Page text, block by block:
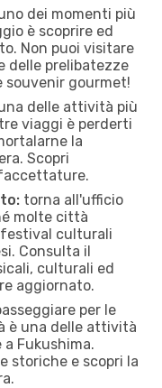
dei momenti più
è scoprire ed
Non puoi visitare
delle prelibatezze
souvenir gourmet!
delle attività più
viaggi è perderti
la
Scopri
torna all'ufficio
molte città
culturali
Consulta il
culturali ed
aggiornato.
per le
è una delle attività
Fukushima.
storiche e scopri la